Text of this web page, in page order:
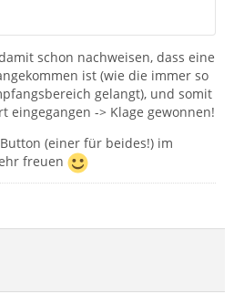
schon nachweisen, dass eine
ist (wie die immer so
gelangt), und somit
eingegangen -> Klage gewonnen!
(einer für beides!) im
freuen